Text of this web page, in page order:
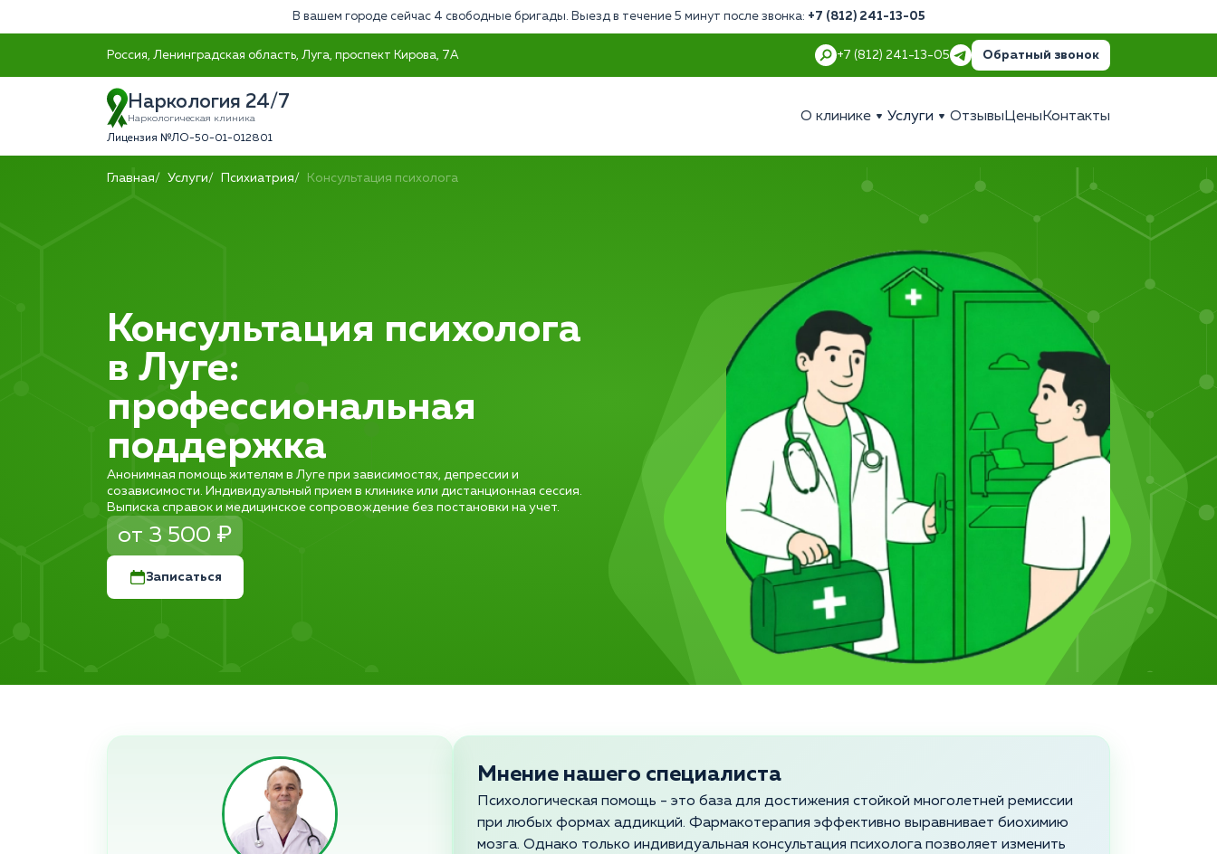
В вашем городе сейчас 4 свободные бригады. Выезд в течение 5 минут после звонка: +7 (812) 241-13-05
Россия, Ленинградская область, Луга, проспект Кирова, 7А +7 (812) 241-13-05 Обратный звонок
Наркология 24/7
Наркологическая клиника
Лицензия №ЛО-50-01-012801
О клинике Услуги Отзывы Цены Контакты
Главная Услуги Психиатрия Консультация психолога
Консультация психолога
в Луге:
профессиональная
поддержка
Анонимная помощь жителям в Луге при зависимостях, депрессии и
созависимости. Индивидуальный прием в клинике или дистанционная сессия.
Выписка справок и медицинское сопровождение без постановки на учет.
от 3 500 ₽
Записаться
Мнение нашего специалиста
Психологическая помощь - это база для достижения стойкой многолетней ремиссии
при любых формах аддикций. Фармакотерапия эффективно выравнивает биохимию
мозга. Однако только индивидуальная консультация психолога позволяет изменить